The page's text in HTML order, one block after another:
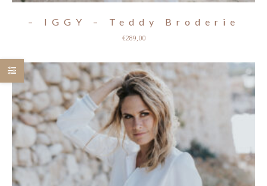
– IGGY – Teddy Broderie
€289,00